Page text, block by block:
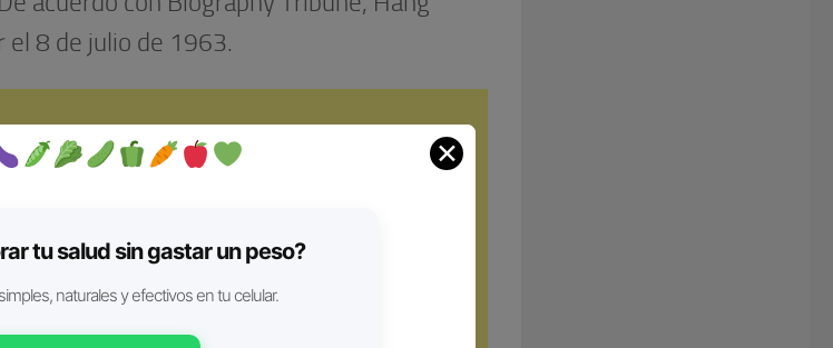
el 8 de julio de 1963.
✕
tu salud sin gastar un peso?
naturales y efectivos en tu celular.